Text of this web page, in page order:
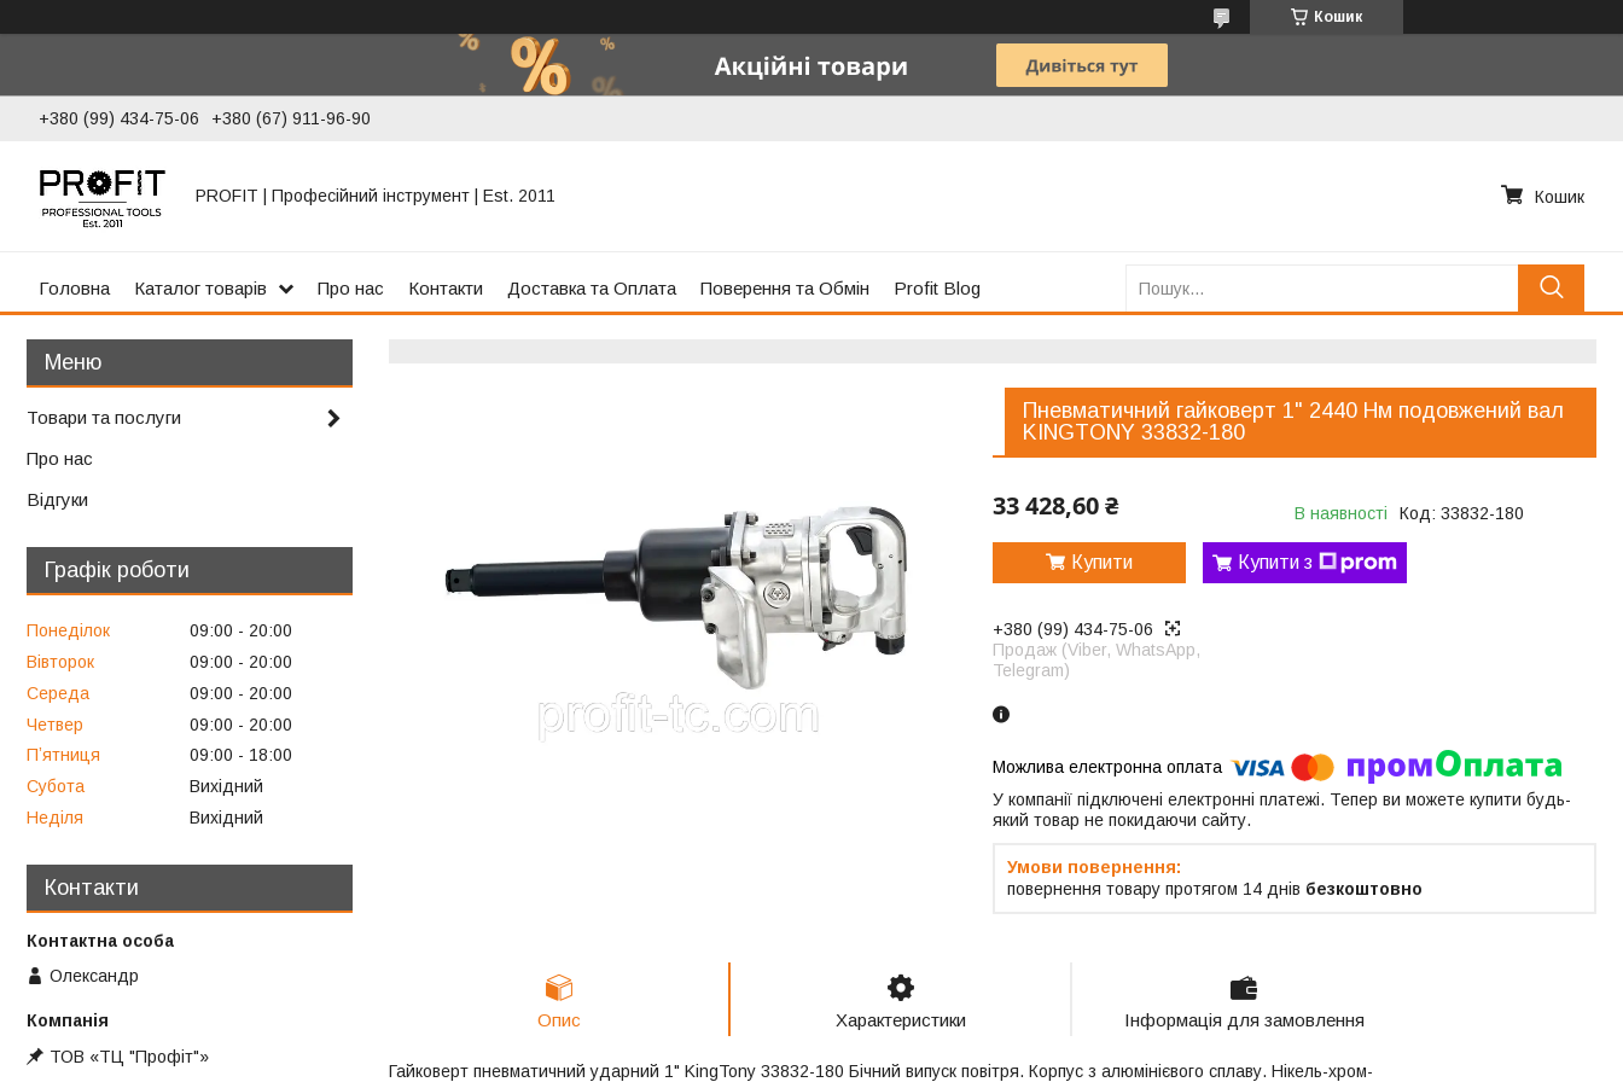
Кошик
+380 (99) 434-75-06 +380 (67) 911-96-90
PROFIT | Професійний інструмент | Est. 2011 Кошик
Головна Каталог товарів Про нас Контакти Доставка та Оплата Поверення та Обмін Profit Blog
Пневматичний гайковерт 1" 2440 Нм подовжений вал
KINGTONY 33832-180
33 428,60 ₴ В наявності Код: 33832-180
Купити Купити з
+380 (99) 434-75-06
Продаж (Viber, WhatsApp,
Telegram)
У компанії підключені електронні платежі. Тепер ви можете купити будь-
який товар не покидаючи сайту.
повернення товару протягом 14 днів безкоштовно
Опис Характеристики Інформація для замовлення
Гайковерт пневматичний ударний 1" KingTony 33832-180 Бічний випуск повітря. Корпус з алюмінієвого сплаву. Нікель-хром-
Товари та послуги
Про нас
Відгуки
Графік роботи
Понеділок 09:00
20:00
Вівторок
09:00
20:00
Середа
09:00
20:00
Четвер
09:00
20:00
Пʼятниця
09:00
18:00
Субота
Вихідний
Неділя
Вихідний
Контакти
Олександр
ТОВ «ТЦ "Профіт"»